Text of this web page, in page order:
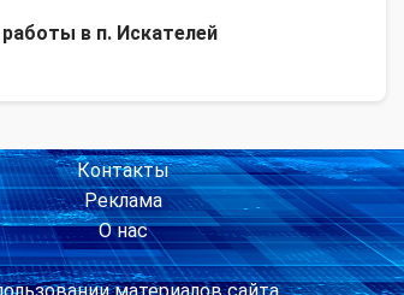
в п. Искателей
Контакты
Реклама
О нас